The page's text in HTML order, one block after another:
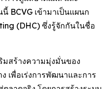
BCVG เข้ามาเป็นแผนก
(DHC) ซึ่งรู้จักกันในชื่อ
มสร้างความมุ่งมั่นของ
เพื่อเร่งการพัฒนาและการ